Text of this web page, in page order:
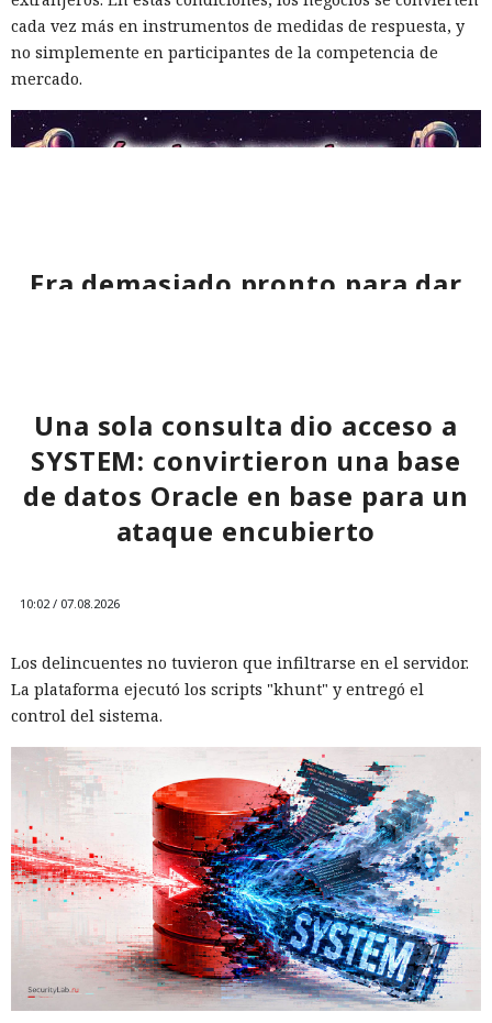
cada vez más en instrumentos de medidas de respuesta, y
no simplemente en participantes de la competencia de
mercado.
Era demasiado pronto para dar
12:01 / 07.08.2026
Ingenieros reducen en un 90% el consumo de memoria
RAM y aceleran la compilación 2,3 veces.
Los desarrolladores, que durante años soportaron fallos
repentinos de Node.js al compilar aplicaciones complejas,
pudieron respirar más tranquilos: salió una nueva versión
del framework de JavaScript Next.js, que promete librarlos
del conocido mensaje «FATAL ERROR». El equipo de Next.js
resentóla versión 16.3 — la primera actualización
Una sola consulta dio acceso a
SYSTEM: convirtieron una base
de datos Oracle en base para un
ataque encubierto
10:02 / 07.08.2026
Los delincuentes no tuvieron que infiltrarse en el servidor.
La plataforma ejecutó los scripts "khunt" y entregó el
control del sistema.